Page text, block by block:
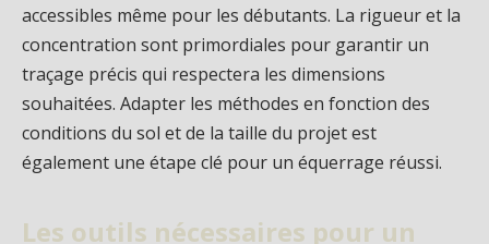
accessibles même pour les débutants. La rigueur et la
concentration sont primordiales pour garantir un
traçage précis qui respectera les dimensions
souhaitées. Adapter les méthodes en fonction des
conditions du sol et de la taille du projet est
également une étape clé pour un équerrage réussi.
Les outils nécessaires pour un